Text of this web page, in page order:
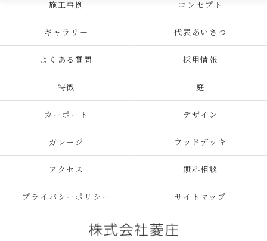
施工事例 コンセプト
ギャラリー 代表あいさつ
よくある質問 採用情報
特徴 庭
カーポート デザイン
ガレージ ウッドデッキ
アクセス 無料相談
プライバシーポリシー サイトマップ